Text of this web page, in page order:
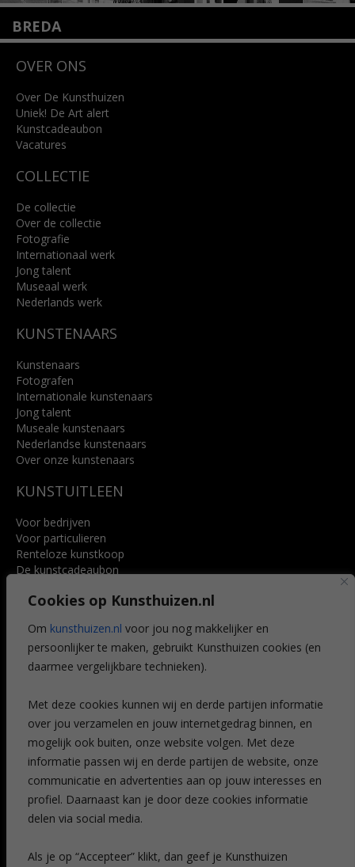
Cookies op Kunsthuizen.nl
Om kunsthuizen.nl voor jou nog makkelijker en
persoonlijker te maken, gebruikt Kunsthuizen cookies (en
daarmee vergelijkbare technieken).
Met deze cookies kunnen wij en derde partijen informatie
over jou verzamelen en jouw internetgedrag binnen, en
mogelijk ook buiten, onze website volgen. Met deze
informatie passen wij en derde partijen de website, onze
communicatie en advertenties aan op jouw interesses en
profiel. Daarnaast kan je door deze cookies informatie
delen via social media.
Als je op “Accepteer” klikt, dan geef je Kunsthuizen
BREDA
4818 SB Breda
info@kunsthuisbreda.nl
Lees meer
OVER ONS
Over De Kunsthuizen
Uniek! De Art alert
Kunstcadeaubon
Vacatures
COLLECTIE
De collectie
Over de collectie
Fotografie
Internationaal werk
Jong talent
Museaal werk
Nederlands werk
KUNSTENAARS
Kunstenaars
Fotografen
Internationale kunstenaars
Jong talent
Museale kunstenaars
Nederlandse kunstenaars
Over onze kunstenaars
KUNSTUITLEEN
Voor bedrijven
Voor particulieren
Renteloze kunstkoop
De kunstcadeaubon
Voordelen
Veelgestelde vragen
CONTACT
Leiden
Amsterdam
Breda
Favorieten
Mijn art alert
NIEUWSBRIEF